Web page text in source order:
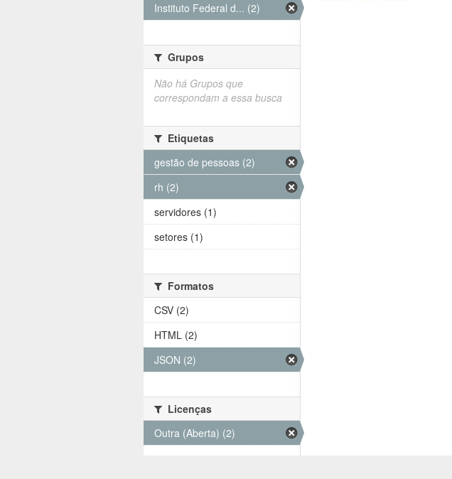
Instituto Federal d... (2)
Grupos
Não há Grupos que
correspondam a essa busca
Etiquetas
gestão de pessoas (2)
rh (2)
servidores (1)
setores (1)
Formatos
CSV (2)
HTML (2)
JSON (2)
Licenças
Outra (Aberta) (2)